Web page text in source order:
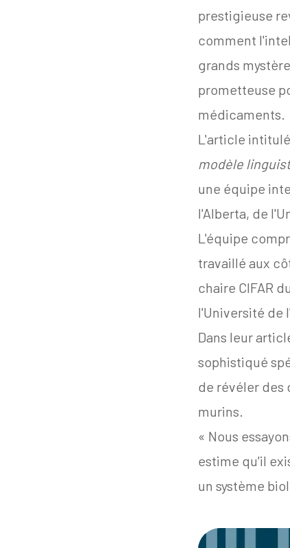
prestigieuse
comment
grands
prometteuse
médicaments.
L'article intitulé
modèle
une équipe
l'Alberta, de
L'équipe
travaillé aux
chaire CIFAR
l'Université de
Dans leur
sophistiqué
de révéler des
murins.
« Nous
estime qu'il
un système